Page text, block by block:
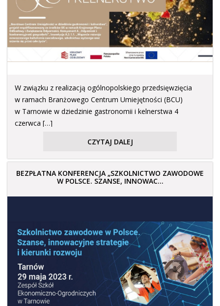
W związku z realizacją ogólnopolskiego przedsięwzięcia
w ramach Branżowego Centrum Umiejętności (BCU)
w Tarnowie w dziedzinie gastronomii i kelnerstwa 4
czerwca […]
CZYTAJ DALEJ
BEZPŁATNA KONFERENCJA „SZKOLNICTWO ZAWODOWE
W POLSCE. SZANSE, INNOWAC...